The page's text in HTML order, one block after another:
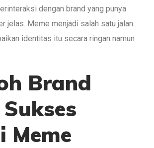
dengan brand yang punya
jelas. Meme menjadi salah satu jalan
identitas itu secara ringan namun
Brand
Meme